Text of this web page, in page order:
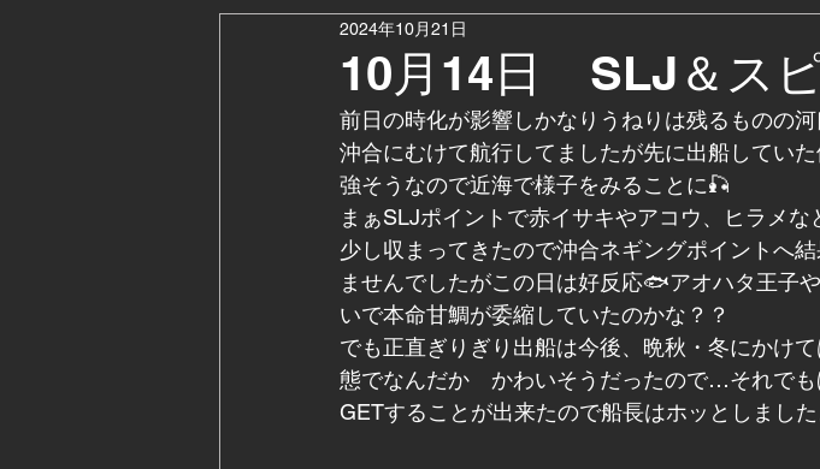
10月14日 SLJ＆ス
2024年10月21日
前日の時化が影響しかなりうねりは残るものの
沖合にむけて航行してましたが先に出船してい
強そうなので近海で様子をみることに🎣
まぁSLJポイントで赤イサキやアコウ、ヒラメ
少し収まってきたので沖合ネギングポイントへ
ませんでしたがこの日は好反応🐟アオハタ王子
いで本命甘鯛が委縮していたのかな？？
でも正直ぎりぎり出船は今後、晩秋・冬にかけ
態でなんだか　かわいそうだったので…それで
GETすることが出来たので船長はホッとしまし